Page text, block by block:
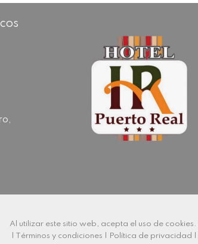
Al utilizar este sitio web, acepta el uso de cookies.
Términos y condiciones Política de privacidad